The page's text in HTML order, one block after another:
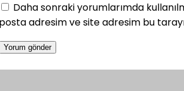
Daha sonraki yorumlarımda
adresim ve site adresim bu